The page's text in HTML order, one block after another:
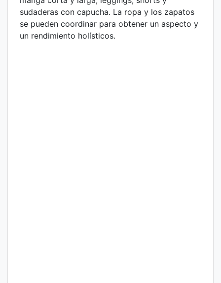
sudaderas con capucha. La ropa y los zapatos
se pueden coordinar para obtener un aspecto y
un rendimiento holísticos.